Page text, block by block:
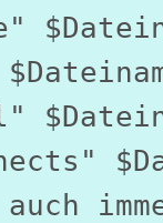
auch